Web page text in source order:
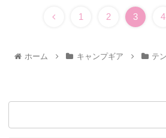
1 2 3 4
ホーム キャンプギア テ